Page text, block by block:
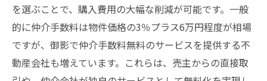
を選ぶことで、購入費用の大幅な削減が可能です。一般
的に仲介手数料は物件価格の3％プラス6万円程度が相場
ですが、御影で仲介手数料無料のサービスを提供する不
動産会社も増えています。これらは、売主からの直接取